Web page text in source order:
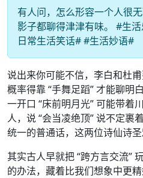
有人问，怎么形容一个人很
影子都聊得津津有味。 #生
日常生活笑话# #生活妙语#
说出来你可能不信，李白和杜
概率得靠 “手舞足蹈” 才能聊明
一开口 “床前明月光” 可能带着
人，说 “会当凌绝顶” 说不定裹
统一的普通话，这两位诗仙诗
其实古人早就把 “跨方言交流”
的办法，藏着比我们想象中更精